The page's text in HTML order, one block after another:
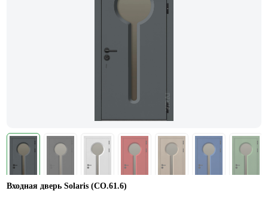
Входная дверь Solaris (СО.61.6)